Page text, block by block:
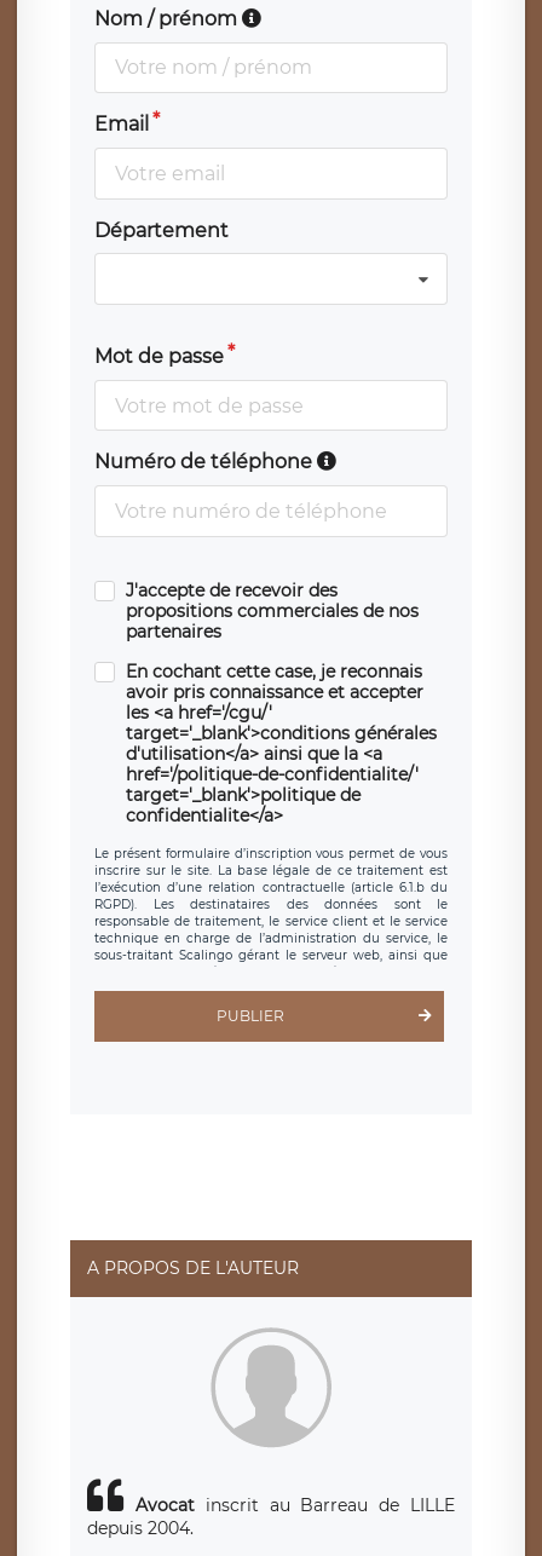
Nom / prénom
Email
Département
Mot de passe
Numéro de téléphone
J'accepte de recevoir des
propositions commerciales de nos
partenaires
En cochant cette case, je reconnais
avoir pris connaissance et accepter
les <a href='/cgu/'
target='_blank'>conditions générales
d'utilisation</a> ainsi que la <a
href='/politique-de-confidentialite/'
target='_blank'>politique de
confidentialite</a>
Le présent formulaire d’inscription vous permet de vous
inscrire sur le site. La base légale de ce traitement est
l’exécution d’une relation contractuelle (article 6.1.b du
RGPD). Les destinataires des données sont le
responsable de traitement, le service client et le service
technique en charge de l’administration du service, le
sous-traitant Scalingo gérant le serveur web, ainsi que
toute personne légalement autorisée. Le formulaire
d’inscription est hébergé sur un serveur hébergé par
clauses de
protection conformes au RGPD
. Les données collectées
sont conservées jusqu’à ce que l’Internaute en sollicite la
rue Léopold Sédar Senghor, joignable à l’adresse mail :
responsabledetraitement@legavox.fr. Vous avez
également le droit d’introduire une réclamation auprès
d’une autorité de contrôle.
PUBLIER
A PROPOS DE L'AUTEUR
Avocat inscrit au Barreau de LILLE
depuis 2004.